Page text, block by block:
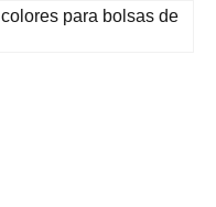
para bolsas de